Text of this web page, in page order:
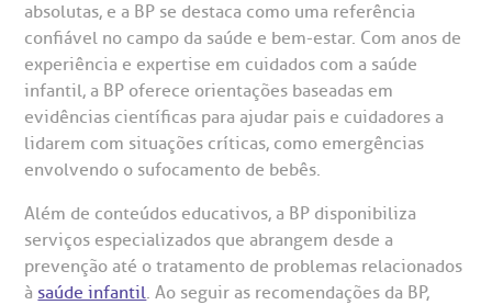
absolutas, e a BP se destaca como uma referência
confiável no campo da saúde e bem-estar. Com anos de
experiência e expertise em cuidados com a saúde
infantil, a BP oferece orientações baseadas em
evidências científicas para ajudar pais e cuidadores a
lidarem com situações críticas, como emergências
envolvendo o sufocamento de bebês.
Além de conteúdos educativos, a BP disponibiliza
serviços especializados que abrangem desde a
prevenção até o tratamento de problemas relacionados
à saúde infantil. Ao seguir as recomendações da BP,